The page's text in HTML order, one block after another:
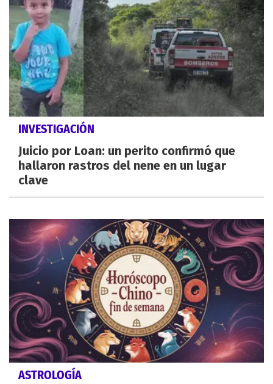
INVESTIGACIÓN
Juicio por Loan: un perito confirmó que
hallaron rastros del nene en un lugar
clave
ASTROLOGÍA